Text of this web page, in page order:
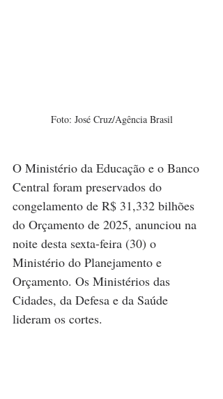
Foto: José Cruz/Agência Brasil
O Ministério da Educação e o Banco
Central foram preservados do
congelamento de R$ 31,332 bilhões
do Orçamento de 2025, anunciou na
noite desta sexta-feira (30) o
Ministério do Planejamento e
Orçamento. Os Ministérios das
Cidades, da Defesa e da Saúde
lideram os cortes.